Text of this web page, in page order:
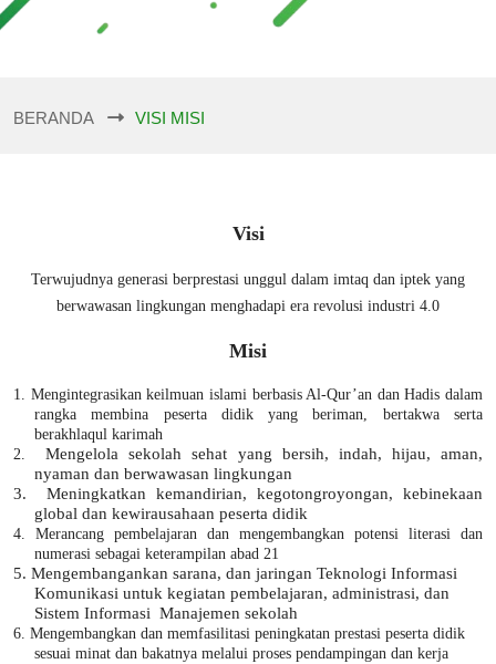
BERANDA VISI MISI
Visi
Terwujudnya generasi berprestasi unggul dalam imtaq dan iptek yang
berwawasan lingkungan menghadapi era revolusi industri 4.0
Misi
1. Mengintegrasikan keilmuan islami berbasis Al-Qur’an dan Hadis dalam
rangkamembina peserta didik yang beriman, bertakwa serta
berakhlaqul karimah
2.
Mengelola sekolah sehat yang bersih, indah, hijau, aman,
nyaman dan berwawasan lingkungan
3.
Meningkatkan kemandirian, kegotongroyongan, kebinekaan
global dan kewirausahaan peserta didik
4.
Merancang pembelajaran dan mengembangkan potensi literasi dan
numerasi sebagai keterampilan abad 21
5. Mengembangankan sarana, dan jaringan Teknologi Informasi
Komunikasi untuk kegiatan pembelajaran, administrasi, dan
Sistem Informasi Manajemen sekolah
6. Mengembangkan dan memfasilitasi peningkatan prestasi peserta didik
sesuai minat dan bakatnya melalui proses pendampingan dan kerja